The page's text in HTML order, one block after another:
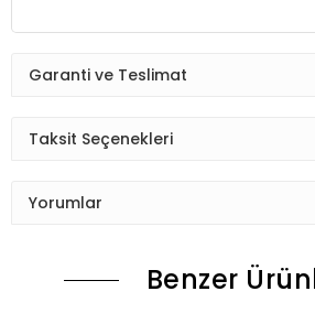
Garanti ve Teslimat
Taksit Seçenekleri
Yorumlar
Benzer